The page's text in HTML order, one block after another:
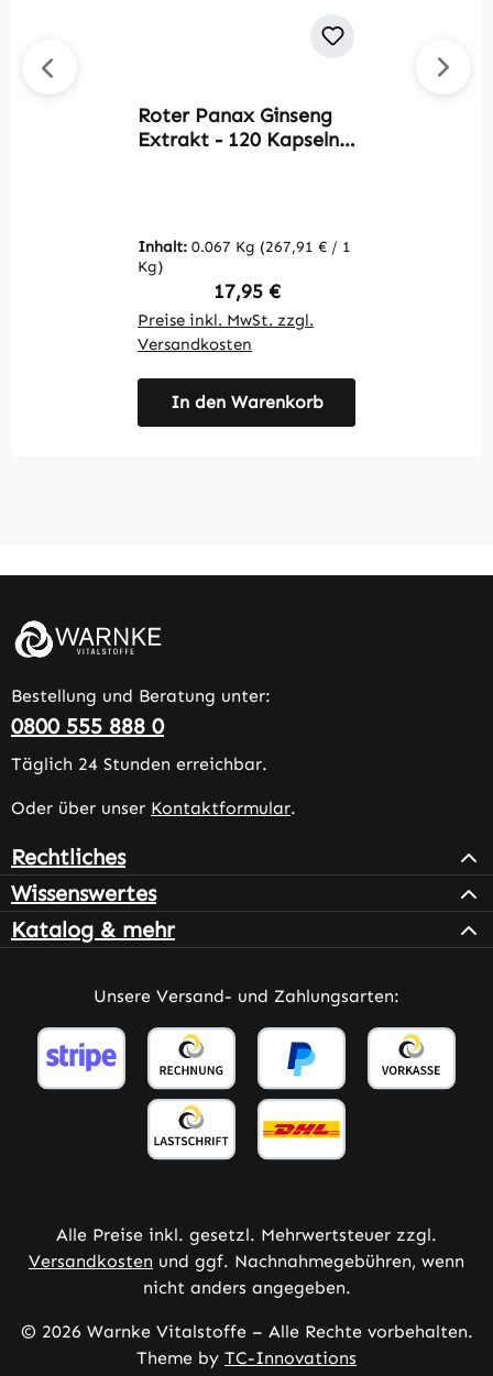
Roter Panax Ginseng
Extrakt - 120 Kapseln -
Vitalstoffe
Inhalt: 0.067 Kg (267,91 € / 1
Kg)
Regulärer Preis:
17,95 €
Preise inkl. MwSt. zzgl.
Versandkosten
In den Warenkorb
Bestellung und Beratung unter:
0800 555 888 0
Täglich 24 Stunden erreichbar.
Oder über unser Kontaktformular.
Rechtliches
Wissenswertes
Katalog & mehr
Unsere Versand- und Zahlungsarten:
Alle Preise inkl. gesetzl. Mehrwertsteuer zzgl.
Versandkosten und ggf. Nachnahmegebühren, wenn
nicht anders angegeben.
© 2026 Warnke Vitalstoffe – Alle Rechte vorbehalten.
Theme by TC-Innovations